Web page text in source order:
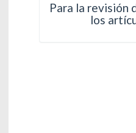
Para la revisión
los